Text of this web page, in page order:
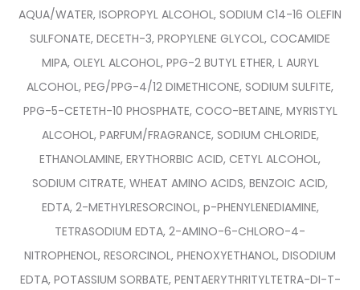
AQUA/WATER, ISOPROPYL ALCOHOL, SODIUM C14-16 OLEFIN
SULFONATE, DECETH-3, PROPYLENE GLYCOL, COCAMIDE
MIPA, OLEYL ALCOHOL, PPG-2 BUTYL ETHER, L AURYL
ALCOHOL, PEG/PPG-4/12 DIMETHICONE, SODIUM SULFITE,
PPG-5-CETETH-10 PHOSPHATE, COCO-BETAINE, MYRISTYL
ALCOHOL, PARFUM/FRAGRANCE, SODIUM CHLORIDE,
ETHANOLAMINE, ERYTHORBIC ACID, CETYL ALCOHOL,
SODIUM CITRATE, WHEAT AMINO ACIDS, BENZOIC ACID,
EDTA, 2-METHYLRESORCINOL, p-PHENYLENEDIAMINE,
TETRASODIUM EDTA, 2-AMINO-6-CHLORO-4-
NITROPHENOL, RESORCINOL, PHENOXYETHANOL, DISODIUM
EDTA, POTASSIUM SORBATE, PENTAERYTHRITYLTETRA-DI-T-